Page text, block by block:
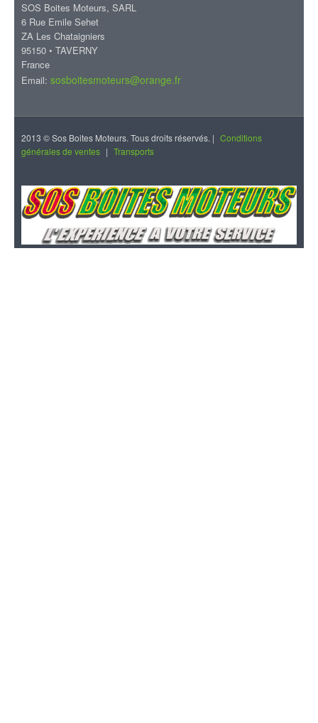
SOS Boites Moteurs, SARL
6 Rue Emile Sehet
ZA Les Chataigniers
95150 • TAVERNY
France
Email: sosboitesmoteurs@orange.fr
2013 © Sos Boites Moteurs. Tous droits réservés. | Conditions
générales de ventes | Transports